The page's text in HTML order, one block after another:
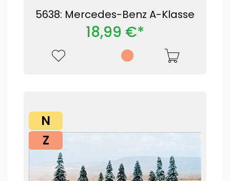
5638: Mercedes-Benz A-Klasse
18,99 €*
N
Z